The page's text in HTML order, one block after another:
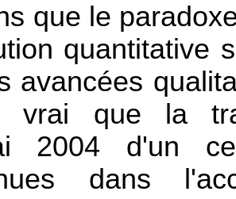
que le
quantitative
avancées
vrai que la
2004 d'un
dans